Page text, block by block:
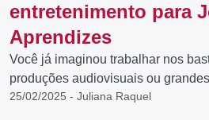
entretenimento para
Aprendizes
Você já imaginou trabalhar nos
produções audiovisuais ou
25/02/2025 - Juliana Raquel